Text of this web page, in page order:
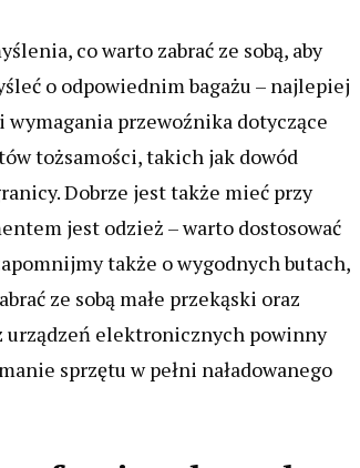
co warto zabrać ze sobą, aby
o odpowiednim bagażu – najlepiej
wymagania przewoźnika dotyczące
tożsamości, takich jak dowód
Dobrze jest także mieć przy
jest odzież – warto dostosować
także o wygodnych butach,
ze sobą małe przekąski oraz
urządzeń elektronicznych powinny
sprzętu w pełni naładowanego